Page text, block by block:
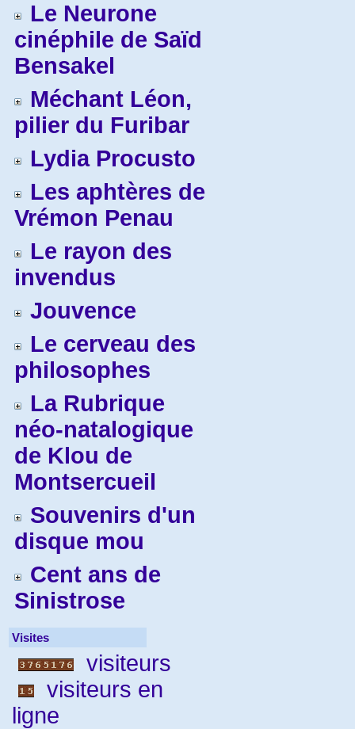
Le Neurone
cinéphile de Saïd
Bensakel
Méchant Léon,
pilier du Furibar
Lydia Procusto
Les aphtères de
Vrémon Penau
Le rayon des
invendus
Jouvence
Le cerveau des
philosophes
La Rubrique
néo-natalogique
de Klou de
Montsercueil
Souvenirs d'un
disque mou
Cent ans de
Sinistrose
Visites
visiteurs
visiteurs en
ligne